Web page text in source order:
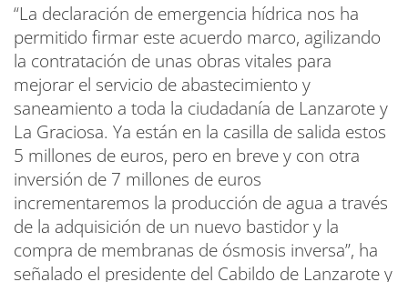
“La declaración de emergencia hídrica nos ha
permitido firmar este acuerdo marco, agilizando
la contratación de unas obras vitales para
mejorar el servicio de abastecimiento y
saneamiento a toda la ciudadanía de Lanzarote y
La Graciosa. Ya están en la casilla de salida estos
5 millones de euros, pero en breve y con otra
inversión de 7 millones de euros
incrementaremos la producción de agua a través
de la adquisición de un nuevo bastidor y la
compra de membranas de ósmosis inversa”, ha
señalado el presidente del Cabildo de Lanzarote y